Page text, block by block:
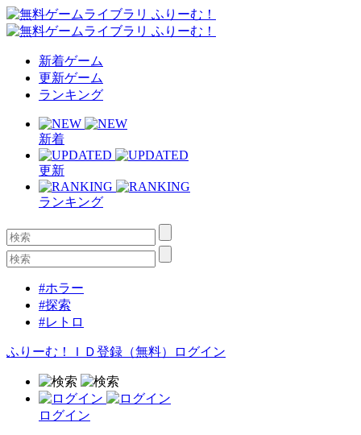
新着ゲーム
更新ゲーム
ランキング
新着
更新
ランキング
#ホラー
#探索
#レトロ
ふりーむ！ＩＤ登録（無料） ログイン
ログイン